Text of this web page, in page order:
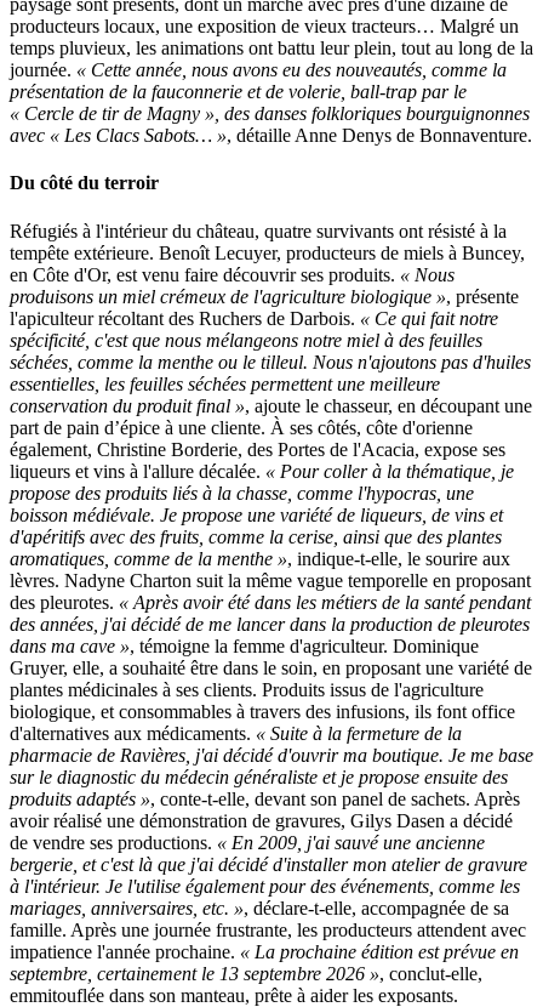
paysage sont présents, dont un marché avec près d'une dizaine de
producteurs locaux, une exposition de vieux tracteurs… Malgré un
temps pluvieux, les animations ont battu leur plein, tout au long de la
journée. « Cette année, nous avons eu des nouveautés, comme la
présentation de la fauconnerie et de volerie, ball-trap par le
« Cercle de tir de Magny », des danses folkloriques bourguignonnes
avec « Les Clacs Sabots… », détaille Anne Denys de Bonnaventure.
Du côté du terroir
Réfugiés à l'intérieur du château, quatre survivants ont résisté à la
tempête extérieure. Benoît Lecuyer, producteurs de miels à Buncey,
en Côte d'Or, est venu faire découvrir ses produits. « Nous
produisons un miel crémeux de l'agriculture biologique », présente
l'apiculteur récoltant des Ruchers de Darbois. « Ce qui fait notre
spécificité, c'est que nous mélangeons notre miel à des feuilles
séchées, comme la menthe ou le tilleul. Nous n'ajoutons pas d'huiles
essentielles, les feuilles séchées permettent une meilleure
conservation du produit final », ajoute le chasseur, en découpant une
part de pain d’épice à une cliente. À ses côtés, côte d'orienne
également, Christine Borderie, des Portes de l'Acacia, expose ses
liqueurs et vins à l'allure décalée. « Pour coller à la thématique, je
propose des produits liés à la chasse, comme l'hypocras, une
boisson médiévale. Je propose une variété de liqueurs, de vins et
d'apéritifs avec des fruits, comme la cerise, ainsi que des plantes
aromatiques, comme de la menthe », indique-t-elle, le sourire aux
lèvres. Nadyne Charton suit la même vague temporelle en proposant
des pleurotes. « Après avoir été dans les métiers de la santé pendant
des années, j'ai décidé de me lancer dans la production de pleurotes
dans ma cave », témoigne la femme d'agriculteur. Dominique
Gruyer, elle, a souhaité être dans le soin, en proposant une variété de
plantes médicinales à ses clients. Produits issus de l'agriculture
biologique, et consommables à travers des infusions, ils font office
d'alternatives aux médicaments. « Suite à la fermeture de la
pharmacie de Ravières, j'ai décidé d'ouvrir ma boutique. Je me base
sur le diagnostic du médecin généraliste et je propose ensuite des
produits adaptés », conte-t-elle, devant son panel de sachets. Après
avoir réalisé une démonstration de gravures, Gilys Dasen a décidé
de vendre ses productions. « En 2009, j'ai sauvé une ancienne
bergerie, et c'est là que j'ai décidé d'installer mon atelier de gravure
à l'intérieur. Je l'utilise également pour des événements, comme les
mariages, anniversaires, etc. », déclare-t-elle, accompagnée de sa
famille. Après une journée frustrante, les producteurs attendent avec
impatience l'année prochaine. « La prochaine édition est prévue en
septembre, certainement le 13 septembre 2026 », conclut-elle,
emmitouflée dans son manteau, prête à aider les exposants.